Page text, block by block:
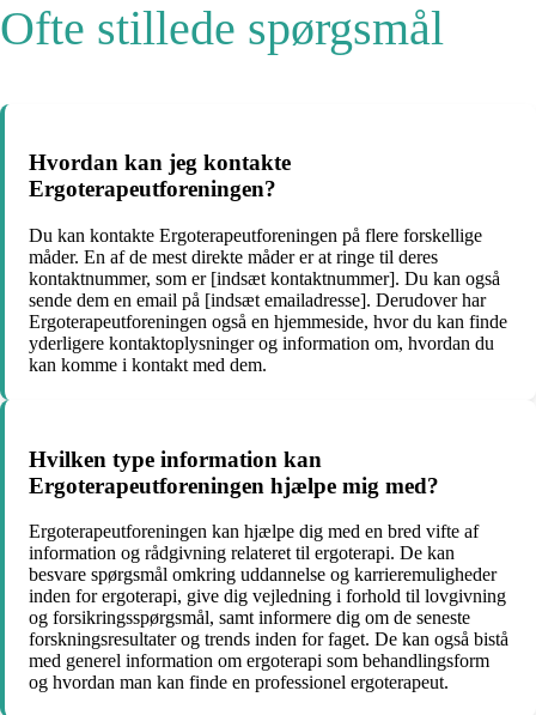
Ofte stillede spørgsmål
Hvordan kan jeg kontakte
Ergoterapeutforeningen?
Du kan kontakte Ergoterapeutforeningen på flere forskellige
måder. En af de mest direkte måder er at ringe til deres
kontaktnummer, som er [indsæt kontaktnummer]. Du kan også
sende dem en email på [indsæt emailadresse]. Derudover har
Ergoterapeutforeningen også en hjemmeside, hvor du kan finde
yderligere kontaktoplysninger og information om, hvordan du
kan komme i kontakt med dem.
Hvilken type information kan
Ergoterapeutforeningen hjælpe mig med?
Ergoterapeutforeningen kan hjælpe dig med en bred vifte af
information og rådgivning relateret til ergoterapi. De kan
besvare spørgsmål omkring uddannelse og karrieremuligheder
inden for ergoterapi, give dig vejledning i forhold til lovgivning
og forsikringsspørgsmål, samt informere dig om de seneste
forskningsresultater og trends inden for faget. De kan også bistå
med generel information om ergoterapi som behandlingsform
og hvordan man kan finde en professionel ergoterapeut.